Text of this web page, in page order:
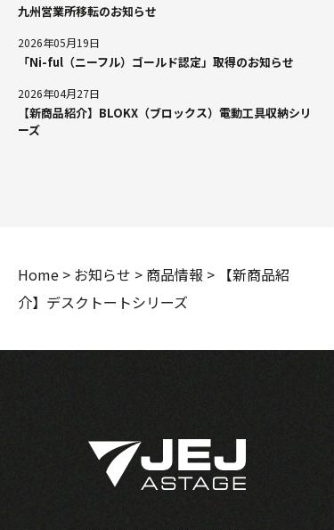
九州営業所移転のお知らせ
2026年05月19日
「Ni-ful（ニーフル）ゴールド認定」取得のお知らせ
2026年04月27日
【新商品紹介】BLOKX（ブロックス）電動工具収納シリ
ーズ
Home > お知らせ > 商品情報 > 【新商品紹
介】デスクトートシリーズ